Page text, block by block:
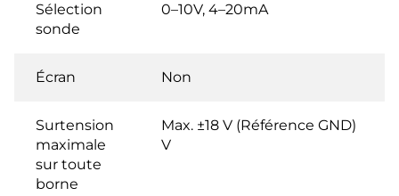
Sélection
sonde
0–10V, 4–20mA
Écran Non
Surtension
maximale
sur toute
borne
Max. ±18 V (Référence GND)
V